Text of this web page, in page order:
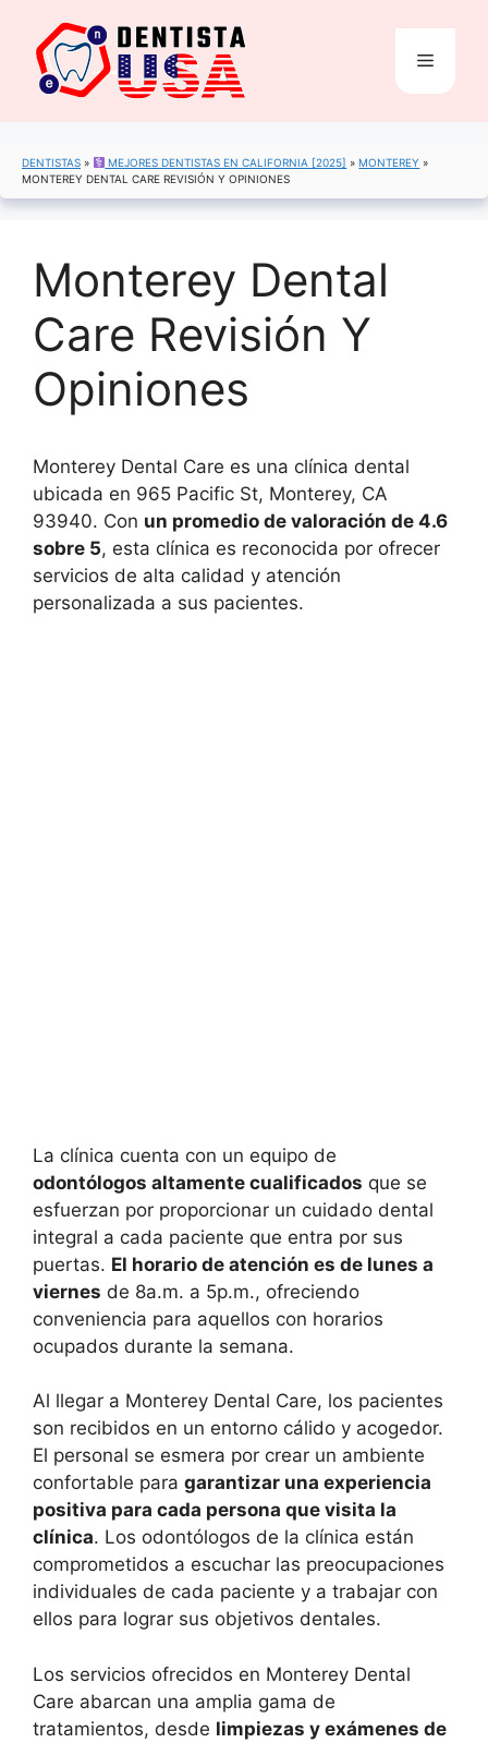
contenido
Menú
DENTISTAS » MEJORES DENTISTAS EN CALIFORNIA [2025] »MONTEREY »
MONTEREY DENTAL CARE REVISIÓN Y OPINIONES
Monterey Dental
Care Revisión Y
Opiniones
Monterey Dental Care es una clínica dental
ubicada en 965 Pacific St, Monterey, CA
93940. Con un promedio de valoración de 4.6
sobre 5, esta clínica es reconocida por ofrecer
servicios de alta calidad y atención
personalizada a sus pacientes.
La clínica cuenta con un equipo de
odontólogos altamente cualificados que se
esfuerzan por proporcionar un cuidado dental
integral a cada paciente que entra por sus
puertas. El horario de atención es de lunes a
viernes de 8a.m. a 5p.m., ofreciendo
conveniencia para aquellos con horarios
ocupados durante la semana.
Al llegar a Monterey Dental Care, los pacientes
son recibidos en un entorno cálido y acogedor.
El personal se esmera por crear un ambiente
confortable para garantizar una experiencia
positiva para cada persona que visita la
clínica. Los odontólogos de la clínica están
comprometidos a escuchar las preocupaciones
individuales de cada paciente y a trabajar con
ellos para lograr sus objetivos dentales.
Los servicios ofrecidos en Monterey Dental
Care abarcan una amplia gama de
tratamientos, desde limpiezas y exámenes de